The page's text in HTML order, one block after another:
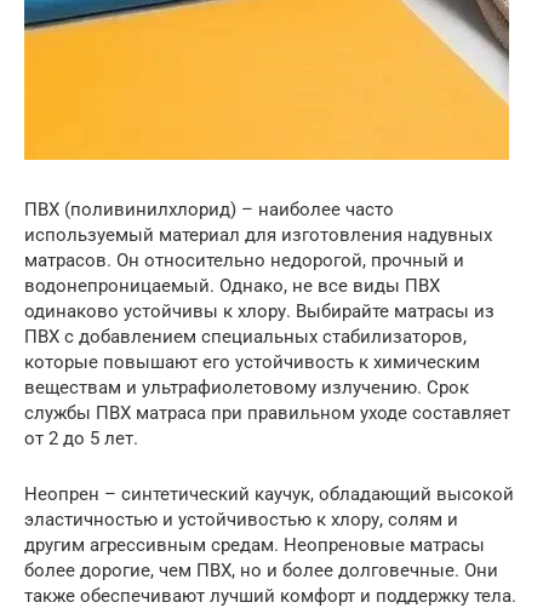
ПВХ (поливинилхлорид) – наиболее часто
используемый материал для изготовления надувных
матрасов. Он относительно недорогой, прочный и
водонепроницаемый. Однако, не все виды ПВХ
одинаково устойчивы к хлору. Выбирайте матрасы из
ПВХ с добавлением специальных стабилизаторов,
которые повышают его устойчивость к химическим
веществам и ультрафиолетовому излучению. Срок
службы ПВХ матраса при правильном уходе составляет
от 2 до 5 лет.
Неопрен – синтетический каучук, обладающий высокой
эластичностью и устойчивостью к хлору, солям и
другим агрессивным средам. Неопреновые матрасы
более дорогие, чем ПВХ, но и более долговечные. Они
также обеспечивают лучший комфорт и поддержку тела.